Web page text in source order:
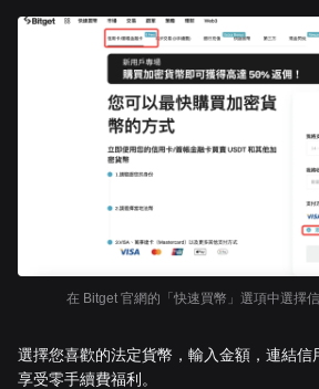
在 Bitget 官網的「快速買幣」選項中選擇
選擇您喜歡的法定貨幣，輸入金額，連結信
享受零手續費福利。